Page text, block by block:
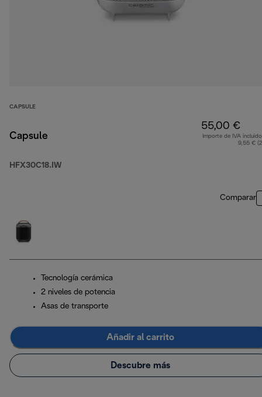
CAPSULE
Capsule
HFX30C18.IW
55,00 €
Importe de IVA
9,55 €
Comparar
Tecnología cerámica
2 niveles de potencia
Asas de transporte
Añadir al carrito
Descubre más